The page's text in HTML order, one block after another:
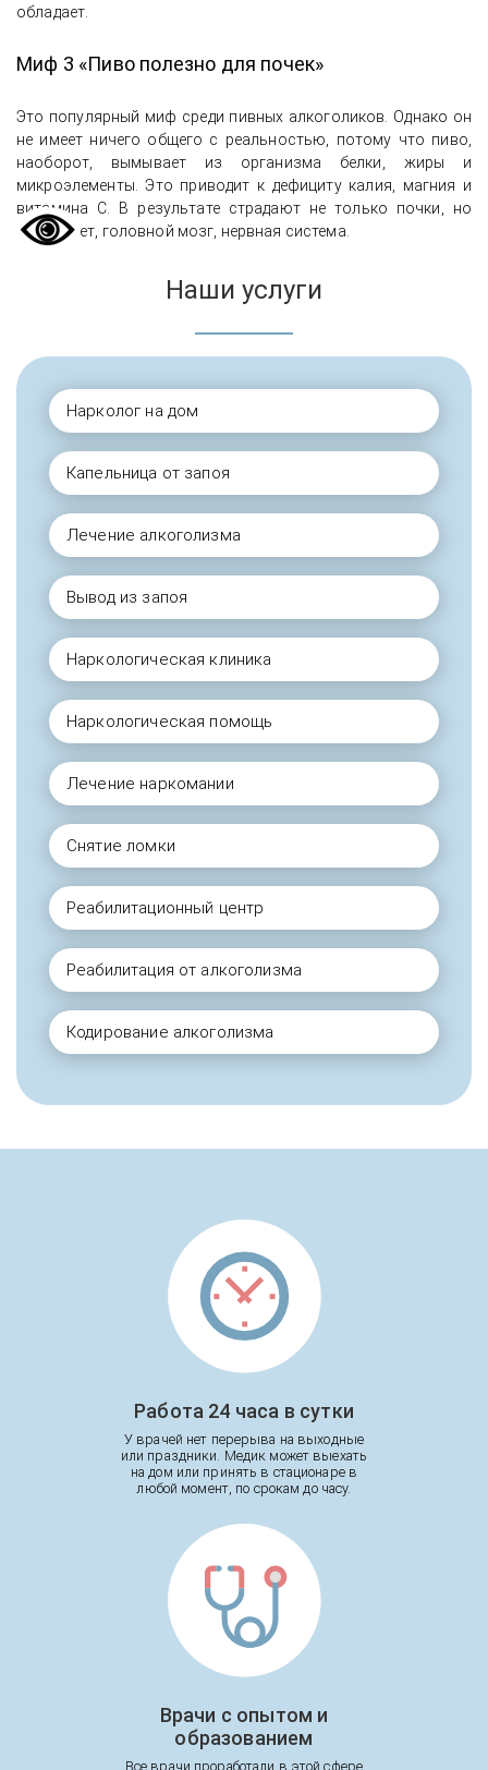
обладает.
Миф 3 «Пиво полезно для почек»
Это популярный миф среди пивных алкоголиков. Однако он
не имеет ничего общего с реальностью, потому что пиво,
наоборот, вымывает из организма белки, жиры и
микроэлементы. Это приводит к дефициту калия, магния и
витамина С. В результате страдают не только почки, но
иммунитет, головной мозг, нервная система.
Наши услуги
Нарколог на дом
Капельница от запоя
Лечение алкоголизма
Вывод из запоя
Наркологическая клиника
Наркологическая помощь
Лечение наркомании
Снятие ломки
Реабилитационный центр
Реабилитация от алкоголизма
Кодирование алкоголизма
Работа 24 часа в сутки
У врачей нет перерыва на выходные
или праздники. Медик может выехать
на дом или принять в стационаре в
любой момент, по срокам до часу.
Врачи с опытом и
образованием
Все врачи проработали в этой сфере